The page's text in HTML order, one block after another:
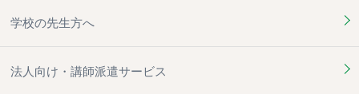
学校の先生方へ
法人向け・講師派遣サービス